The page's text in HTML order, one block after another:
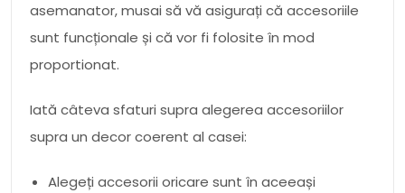
asemanator, musai să vă asigurați că accesoriile
sunt funcționale și că vor fi folosite în mod
proportionat.
Iată câteva sfaturi supra alegerea accesoriilor
supra un decor coerent al casei:
Alegeți accesorii oricare sunt în aceeași